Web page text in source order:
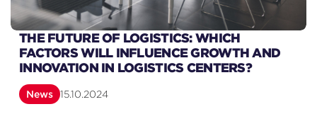
News 15.10.2024
THE FUTURE OF LOGISTICS: WHICH
FACTORS WILL INFLUENCE GROWTH AND
INNOVATION IN LOGISTICS CENTERS?